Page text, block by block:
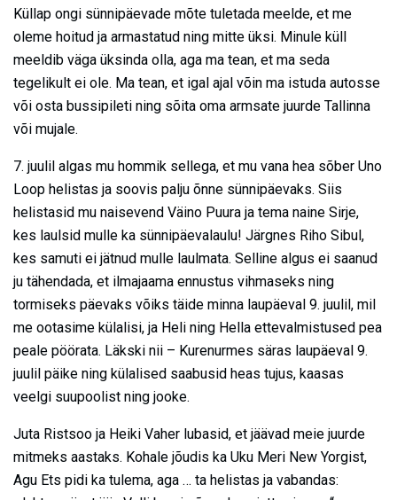
Küllap ongi sünnipäevade mõte tuletada meelde, et me
oleme hoitud ja armastatud ning mitte üksi. Minule küll
meeldib väga üksinda olla, aga ma tean, et ma seda
tegelikult ei ole. Ma tean, et igal ajal võin ma istuda autosse
või osta bussipileti ning sõita oma armsate juurde Tallinna
või mujale.
7. juulil algas mu hommik sellega, et mu vana hea sõber Uno
Loop helistas ja soovis palju õnne sünnipäevaks. Siis
helistasid mu naisevend Väino Puura ja tema naine Sirje,
kes laulsid mulle ka sünnipäevalaulu! Järgnes Riho Sibul,
kes samuti ei jätnud mulle laulmata. Selline algus ei saanud
ju tähendada, et ilmajaama ennustus vihmaseks ning
tormiseks päevaks võiks täide minna laupäeval 9. juulil, mil
me ootasime külalisi, ja Heli ning Hella ettevalmistused pea
peale pöörata. Läkski nii – Kurenurmes säras laupäeval 9.
juulil päike ning külalised saabusid heas tujus, kaasas
veelgi suupoolist ning jooke.
Juta Ristsoo ja Heiki Vaher lubasid, et jäävad meie juurde
mitmeks aastaks. Kohale jõudis ka Uku Meri New Yorgist,
Agu Ets pidi ka tulema, aga … ta helistas ja vabandas: